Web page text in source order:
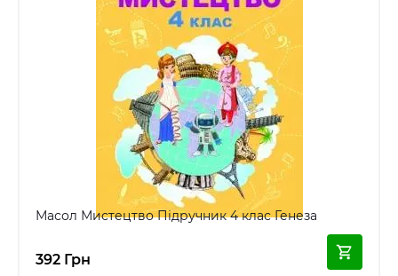
Масол Мистецтво Підручник 4 клас Генеза
392 Грн